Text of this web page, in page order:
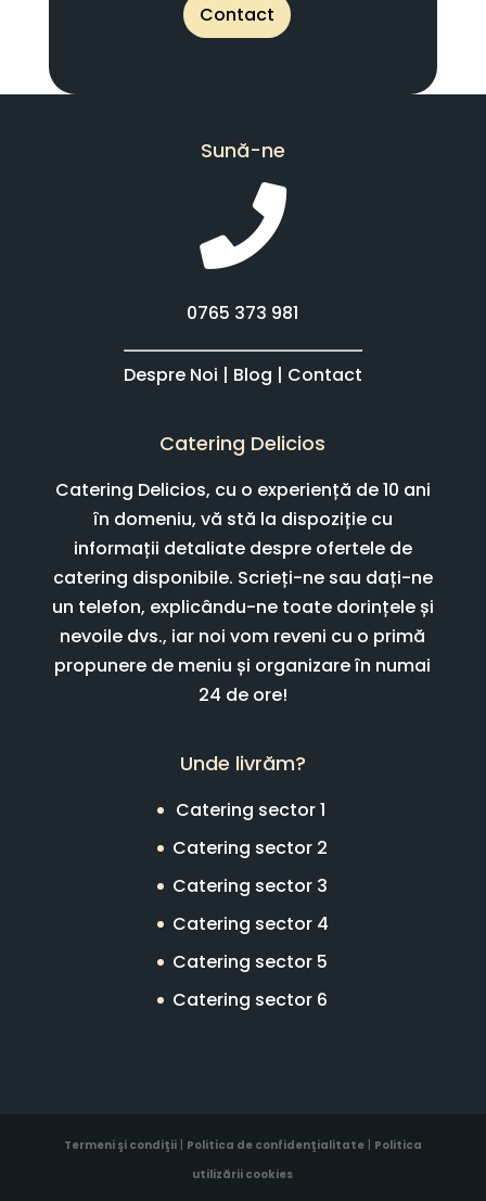
Contact
Sună-ne
0765 373 981
Despre Noi | Blog | Contact
Catering Delicios
Catering Delicios, cu o experiență de 10 ani
în domeniu, vă stă la dispoziție cu
informații detaliate despre ofertele de
catering disponibile. Scrieți-ne sau dați-ne
un telefon, explicându-ne toate dorințele și
nevoile dvs., iar noi vom reveni cu o primă
propunere de meniu și organizare în numai
24 de ore!
Unde livrăm?
Catering sector 1
Catering sector 2
Catering sector 3
Catering sector 4
Catering sector 5
Catering sector 6
Termeni şi condiţii| Politica de confidenţialitate| Politica
utilizării cookies